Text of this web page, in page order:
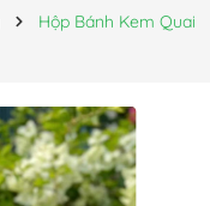
Hộp Bánh Kem Quai